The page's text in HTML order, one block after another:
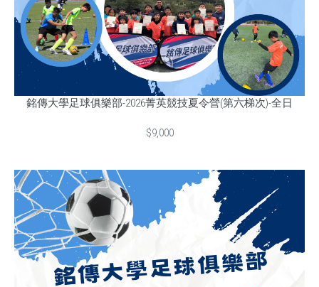
銘傳大學足球俱樂部-2026菁英競技夏令營(第六梯次)-全日
$9,000